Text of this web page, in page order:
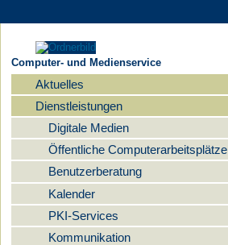
Computer- und Medienservice
Navigation
Aktuelles
Dienstleistungen
Digitale Medien
Öffentliche Computerarbeitsplätze
Benutzerberatung
Kalender
PKI-Services
Kommunikation